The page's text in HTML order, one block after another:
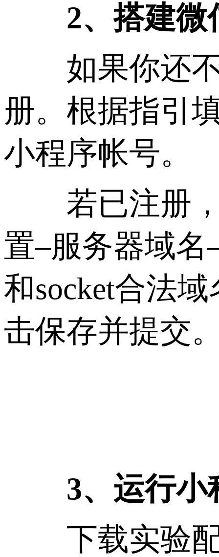
2、搭建微
如果你还不
册。根据指引
小程序帐号。
若已注册，
置–服务器域名
和socket合法
击保存并提交
3、运行小
下载实验配